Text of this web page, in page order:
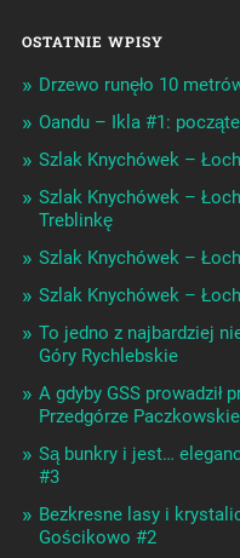
OSTATNIE WPISY
Drzewo runęło 10
Oandu – Ikla #1:
Szlak Knychówek –
Szlak Knychówek –
Treblinkę
Szlak Knychówek –
Szlak Knychówek –
To jedno z najbardziej
Góry Rychlebskie
A gdyby GSS prowadził
Przedgórze Paczkowskie
Są bunkry i jest…
#3
Bezkresne lasy i
Gościkowo #2